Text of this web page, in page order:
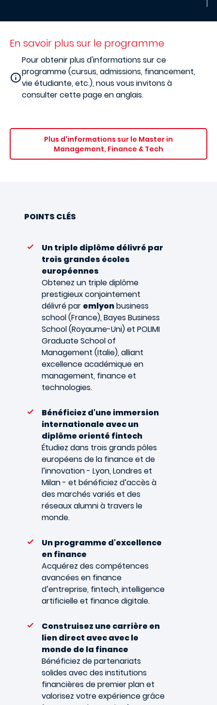
En savoir plus sur le programme
Pour obtenir plus d'informations sur ce
programme (cursus, admissions, financement,
vie étudiante, etc.), nous vous invitons à
consulter cette page en anglais.
Plus d'informations sur le Master in
Management, Finance & Tech
POINTS CLÉS
Un triple diplôme délivré par
trois grandes écoles
européennes
Obtenez un triple diplôme
prestigieux conjointement
délivré par emlyonbusiness
school (France), Bayes Business
School (Royaume-Uni) et POLIMI
Graduate School of
Management (Italie), alliant
excellence académique en
management, finance et
technologies.
Bénéficiez d'une immersion
internationale avec un
diplôme orienté fintech
Étudiez dans trois grands pôles
européens de la finance et de
l’innovation - Lyon, Londres et
Milan - et bénéficiez d’accès à
des marchés variés et des
réseaux alumni à travers le
monde.
Un programme d'excellence
en finance
Acquérez des compétences
avancées en finance
d’entreprise, fintech, intelligence
artificielle et finance digitale.
Construisez une carrière en
lien direct avec avec le
monde de la finance
Bénéficiez de partenariats
solides avec des institutions
financières de premier plan et
valorisez votre expérience grâce